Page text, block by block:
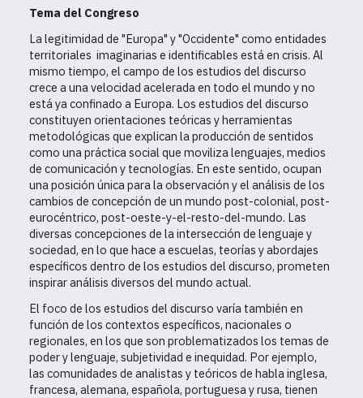
Tema del Congreso
La legitimidad de "Europa" y "Occidente" como entidades
territoriales imaginarias e identificables está en crisis. Al
mismo tiempo, el campo de los estudios del discurso
crece a una velocidad acelerada en todo el mundo y no
está ya confinado a Europa. Los estudios del discurso
constituyen orientaciones teóricas y herramientas
metodológicas que explican la producción de sentidos
como una práctica social que moviliza lenguajes, medios
de comunicación y tecnologías. En este sentido, ocupan
una posición única para la observación y el análisis de los
cambios de concepción de un mundo post-colonial, post-
eurocéntrico, post-oeste-y-el-resto-del-mundo. Las
diversas concepciones de la intersección de lenguaje y
sociedad, en lo que hace a escuelas, teorías y abordajes
específicos dentro de los estudios del discurso, prometen
inspirar análisis diversos del mundo actual.
El foco de los estudios del discurso varía también en
función de los contextos específicos, nacionales o
regionales, en los que son problematizados los temas de
poder y lenguaje, subjetividad e inequidad. Por ejemplo,
las comunidades de analistas y teóricos de habla inglesa,
francesa, alemana, española, portuguesa y rusa, tienen